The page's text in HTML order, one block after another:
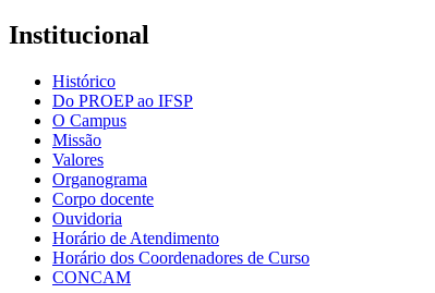
Institucional
Histórico
Do PROEP ao IFSP
O Campus
Missão
Valores
Organograma
Corpo docente
Ouvidoria
Horário de Atendimento
Horário dos Coordenadores de Curso
CONCAM